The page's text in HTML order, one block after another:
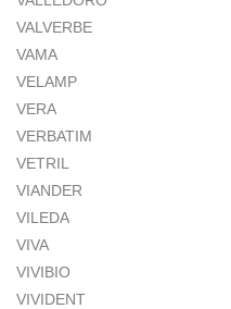
VALVERBE
VAMA
VELAMP
VERA
VERBATIM
VETRIL
VIANDER
VILEDA
VIVA
VIVIBIO
VIVIDENT